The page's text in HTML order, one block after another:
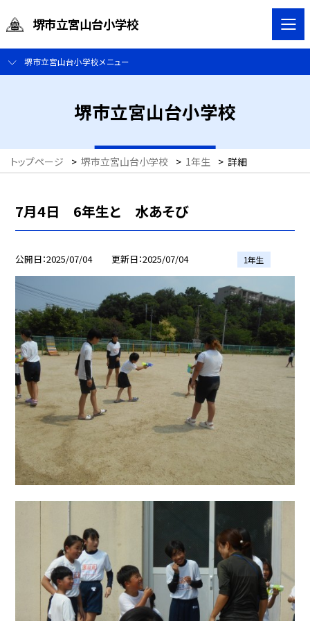
堺市立宮山台小学校
堺市立宮山台小学校メニュー
堺市立宮山台小学校
トップページ > 堺市立宮山台小学校 > 1年生 > 詳細
7月4日 6年生と 水あそび
公開日 2025/07/04 更新日 2025/07/04 1年生